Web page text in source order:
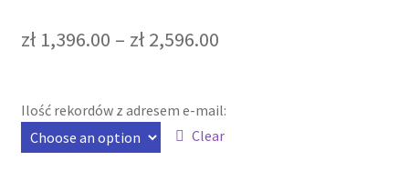
zł1,396.00 – zł2,596.00
Ilość rekordów z adresem e-mail:
Clear